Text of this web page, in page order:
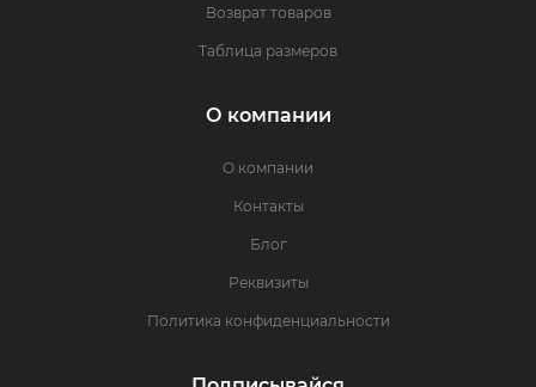
Возврат товаров
Таблица размеров
О компании
О компании
Контакты
Блог
Реквизиты
Политика конфиденциальности